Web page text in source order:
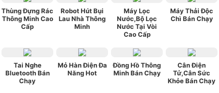
Thùng Đựng Rác
Thông Minh Cao
Cấp
Robot Hút Bụi
Lau Nhà Thông
Minh
Máy Lọc
Nước,Bộ Lọc
Nước Tại Vòi
Cao Cấp
Máy Thải Độc
Chì Bán Chạy
Tai Nghe
Bluetooth Bán
Chạy
Mỏ Hàn Điện Đa
Năng Hot
Đồng Hồ Thông
Minh Bán Chạy
Cân Điện
Tử,Cân Sức
Khỏe Bán Chạy